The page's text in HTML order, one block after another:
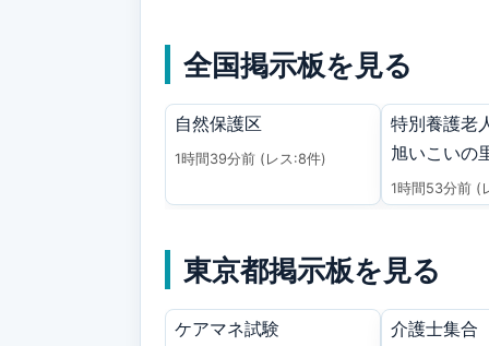
全国掲示板を見る
自然保護区
1時間39分前 (レス:8件)
特別養護老
旭いこいの
1時間53分前 (
東京都掲示板を見る
ケアマネ試験 介護士集合